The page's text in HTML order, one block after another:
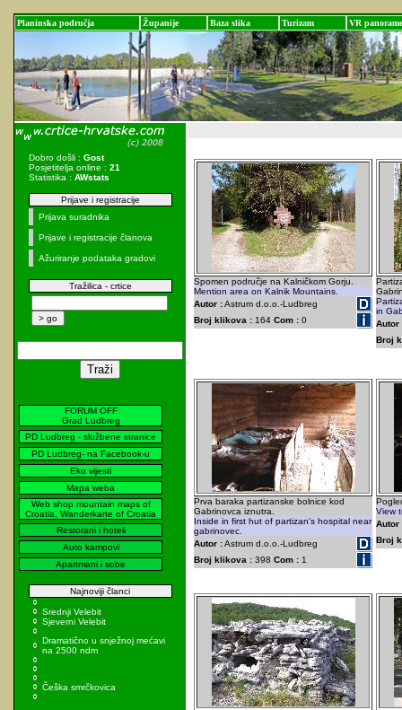
Planinska područja Županije Baza slika Turizam VR panorame
Dobro došli : Gost
Posjetitelja online : 21
Statistika : AWstats
Prijave i registracije
Prijava suradnika
Prijave i registracije članova
Ažuriranje podataka gradovi
Tražilica - crtice
FORUM OFF
Grad Ludbreg
PD Ludbreg - službene stranice
PD Ludbreg- na Facebook-u
Eko vijesti
Mapa weba
Web shop mountain maps of
Croatia, Wanderkarte of Croatia
Restorani i hoteli
Auto kampovi
Apartmani i sobe
Najnoviji članci
Srednji Velebit
Sjeverni Velebit
Dramatično u snježnoj mećavi
na 2500 ndm
Češka smrčkovica
Spomen područje na Kalničkom Gorju.
Mention area on Kalnik Mountains.
Autor :Astrum d.o.o.-Ludbreg
Broj klikova : 164 Com : 0
in
Autor
Broj
Prva baraka partizanske bolnice kod
Gabrinovca iznutra.
Inside in first hut of partizan's hospital near
gabrinovec.
Autor :Astrum d.o.o.-Ludbreg
Broj klikova : 398 Com : 1
View
Autor
Broj